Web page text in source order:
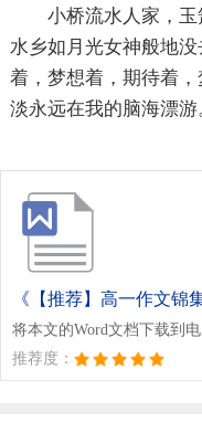
小桥流水人家，玉
水乡如月光女神般地
着，梦想着，期待着
淡永远在我的脑海漂游
《【推荐】高一作文锦
将本文的Word文档下载到
推荐度：